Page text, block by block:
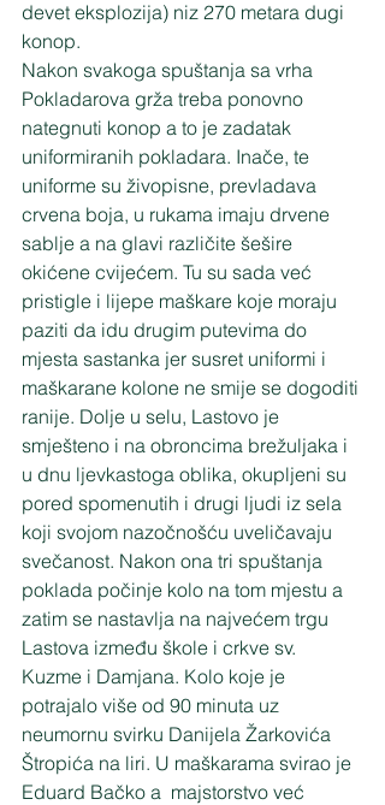
devet eksplozija) niz 270 metara dugi
konop.
Nakon svakoga spuštanja sa vrha
Pokladarova grža treba ponovno
nategnuti konop a to je zadatak
uniformiranih pokladara. Inače, te
uniforme su živopisne, prevladava
crvena boja, u rukama imaju drvene
sablje a na glavi različite šešire
okićene cvijećem. Tu su sada već
pristigle i lijepe maškare koje moraju
paziti da idu drugim putevima do
mjesta sastanka jer susret uniformi i
maškarane kolone ne smije se dogoditi
ranije. Dolje u selu, Lastovo je
smješteno i na obroncima brežuljaka i
u dnu ljevkastoga oblika, okupljeni su
pored spomenutih i drugi ljudi iz sela
koji svojom nazočnošću uveličavaju
svečanost. Nakon ona tri spuštanja
poklada počinje kolo na tom mjestu a
zatim se nastavlja na najvećem trgu
Lastova između škole i crkve sv.
Kuzme i Damjana. Kolo koje je
potrajalo više od 90 minuta uz
neumornu svirku Danijela Žarkovića
Štropića na liri. U maškarama svirao je
Eduard Bačko a  majstorstvo već